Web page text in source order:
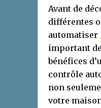
Avant de
différentes
automatiser
important
bénéfices
contrôle
non
votre